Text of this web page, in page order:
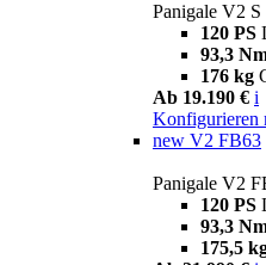
Panigale V2 S
120 PS
93,3
176 kg
Ab 19.190 € i
Konfigurieren
new V2 FB63
Panigale V2
120 PS
93,3
175,5